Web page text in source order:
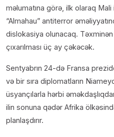
məlumatına görə, ilk olaraq Mali
“Almahau” antiterror
dislokasiya olunacaq.
çıxarılması üç ay çəkəcək.
Sentyabrın 24-də Fransa
və bir sıra diplomatların
üsyançılarla hərbi
ilin sonuna qədər Afrika
planlaşdırır.